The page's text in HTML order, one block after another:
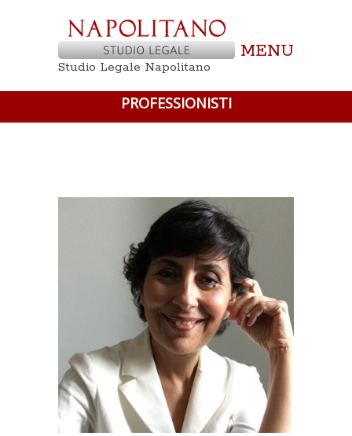
Studio Legale Napolitano
MENU
PROFESSIONISTI